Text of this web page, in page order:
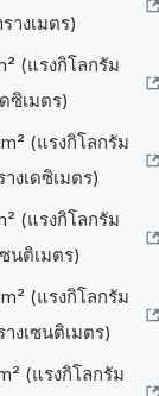
างเมตร)
(แรงกิโลกรัม
ซิเมตร)
(แรงกิโลกรัม
งเดซิเมตร)
(แรงกิโลกรัม
นติเมตร)
(แรงกิโลกรัม
งเซนติเมตร)
(แรงกิโลกรัม